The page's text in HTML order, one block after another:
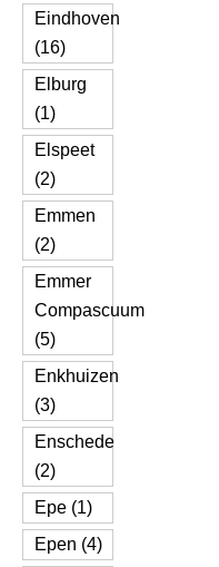
Eindhoven
(16)
Elburg
(1)
Elspeet
(2)
Emmen
(2)
Emmer
Compascuum
(5)
Enkhuizen
(3)
Enschede
(2)
Epe (1)
Epen (4)